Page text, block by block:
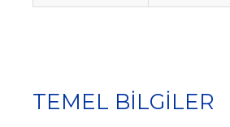
TEMEL BİLGİLER